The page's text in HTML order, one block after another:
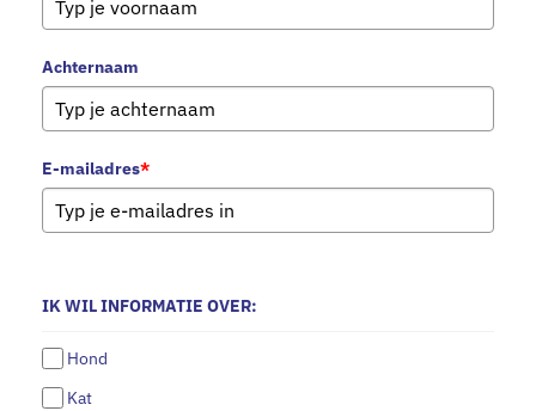
Achternaam
E-mailadres*
IK WIL INFORMATIE OVER:
Hond
Kat